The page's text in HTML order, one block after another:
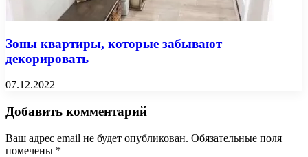
Зоны квартиры, которые забывают
декорировать
07.12.2022
Добавить комментарий
Ваш адрес email не будет опубликован. Обязательные поля
помечены *